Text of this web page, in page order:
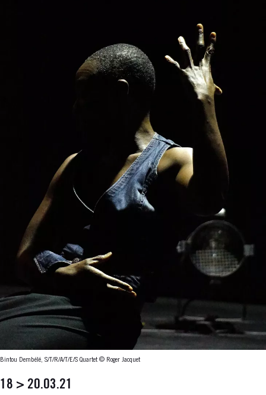
Bintou Dembélé, S/T/R/A/T/E/S Quartet © Roger Jacquet
18 > 20.03.21